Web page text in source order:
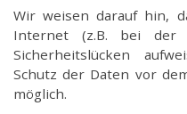
Wir weisen darauf hin,
Internet (z.B. bei der
Sicherheitslücken
Schutz der Daten vor
möglich.